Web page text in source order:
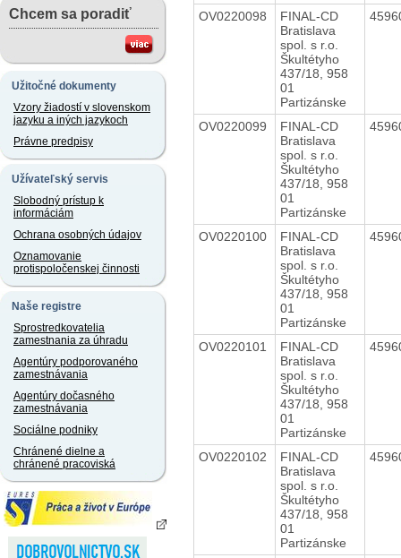
Chcem sa poradiť
Užitočné dokumenty
Vzory žiadostí v slovenskom
jazyku a iných jazykoch
Právne predpisy
Užívateľský servis
Slobodný prístup k
informáciám
Ochrana osobných údajov
Oznamovanie
protispoločenskej činnosti
Naše registre
Sprostredkovatelia
zamestnania za úhradu
Agentúry podporovaného
zamestnávania
Agentúry dočasného
zamestnávania
Sociálne podniky
Chránené dielne a
chránené pracoviská
OV0220098
FINAL-CD
Bratislava
spol. s r.o.
Škultétyho
437/18, 958
01
Partizánske
OV0220099
FINAL-CD
Bratislava
spol. s r.o.
Škultétyho
437/18, 958
01
Partizánske
OV0220100
FINAL-CD
Bratislava
spol. s r.o.
Škultétyho
437/18, 958
01
Partizánske
OV0220101
FINAL-CD
Bratislava
spol. s r.o.
Škultétyho
437/18, 958
01
Partizánske
OV0220102
FINAL-CD
Bratislava
spol. s r.o.
Škultétyho
437/18, 958
01
Partizánske